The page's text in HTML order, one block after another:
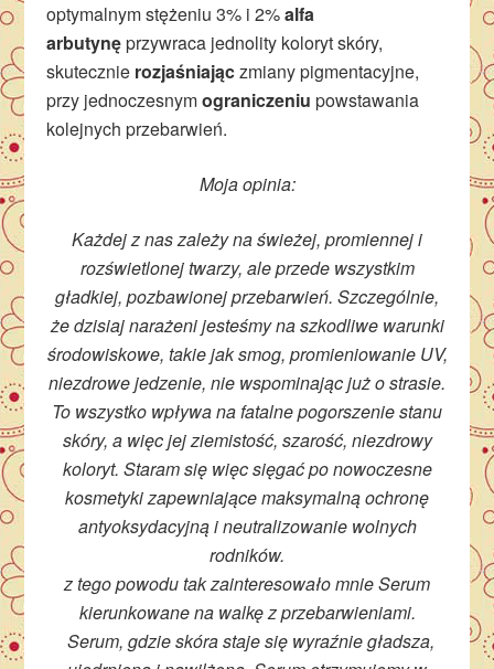
optymalnym stężeniu 3% i 2%alfa
arbutynęprzywraca jednolity koloryt skóry,
skutecznie rozjaśniajączmiany pigmentacyjne,
przy jednoczesnymograniczeniu powstawania
kolejnych przebarwień.
Moja opinia:
Każdej z nas zależy na świeżej, promiennej i
rozświetlonej twarzy, ale przede wszystkim
gładkiej, pozbawionej przebarwień. Szczególnie,
że dzisiaj narażeni jesteśmy na szkodliwe warunki
środowiskowe, takie jak smog, promieniowanie UV,
niezdrowe jedzenie, nie wspominając już o strasie.
To wszystko wpływa na fatalne pogorszenie stanu
skóry, a więc jej ziemistość, szarość, niezdrowy
koloryt. Staram się więc sięgać po nowoczesne
kosmetyki zapewniające maksymalną ochronę
antyoksydacyjną i neutralizowanie wolnych
rodników.
z tego powodu tak zainteresowało mnie Serum
kierunkowane na walkę z przebarwieniami.
Serum, gdzieskóra staje się wyraźnie gładsza,